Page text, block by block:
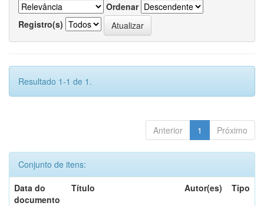
Ordenar
Registro(s)
Resultado 1-1 de 1.
Anterior 1 Próximo
Conjunto de itens:
Data do
documento
Título Autor(es) Tipo